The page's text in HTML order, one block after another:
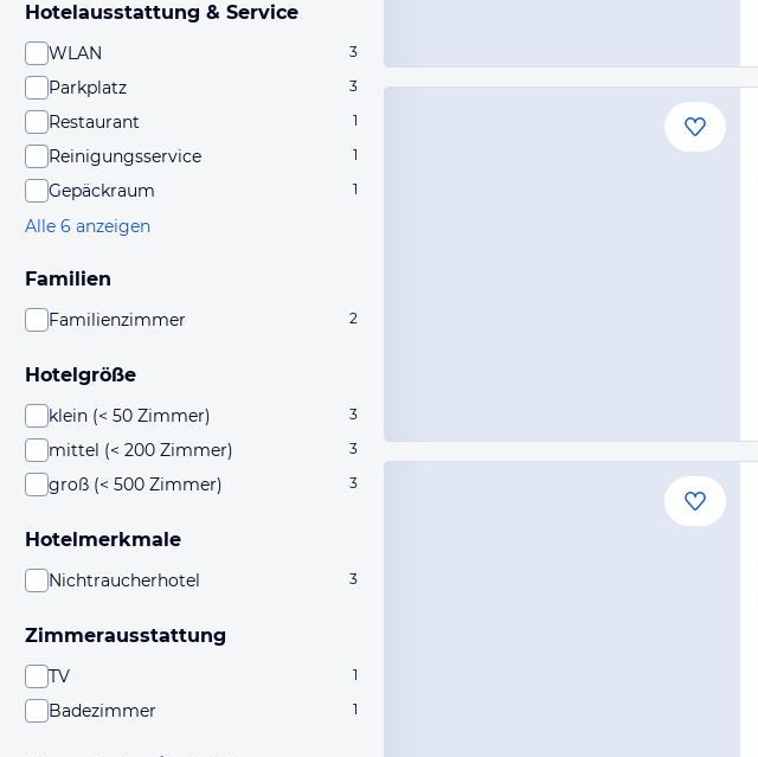
Hotelausstattung & Service
WLAN 3
Parkplatz 3
Restaurant 1
Reinigungsservice 1
Gepäckraum 1
Alle 6 anzeigen
Familien
Familienzimmer 2
Hotelgröße
klein (< 50 Zimmer) 3
mittel (< 200 Zimmer) 3
groß (< 500 Zimmer) 3
Hotelmerkmale
Nichtraucherhotel 3
Zimmerausstattung
TV 1
Badezimmer 1